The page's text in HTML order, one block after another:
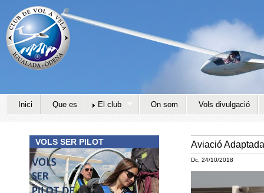
Aviació
Dc, 24/10/2018
Inici Que es El club On som Vols divulgació
VOLS SER PILOT